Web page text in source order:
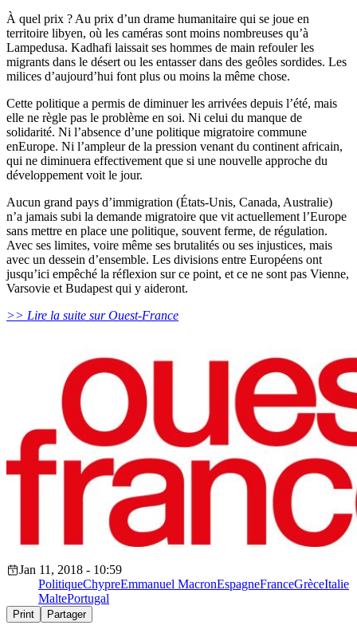
À quel prix ? Au prix d’un drame humanitaire qui se joue en
territoire libyen, où les caméras sont moins nombreuses qu’à
Lampedusa. Kadhafi laissait ses hommes de main refouler les
migrants dans le désert ou les entasser dans des geôles sordides. Les
milices d’aujourd’hui font plus ou moins la même chose.
Cette politique a permis de diminuer les arrivées depuis l’été, mais
elle ne règle pas le problème en soi. Ni celui du manque de
solidarité. Ni l’absence d’une politique migratoire commune
enEurope. Ni l’ampleur de la pression venant du continent africain,
qui ne diminuera effectivement que si une nouvelle approche du
développement voit le jour.
Aucun grand pays d’immigration (États-Unis, Canada, Australie)
n’a jamais subi la demande migratoire que vit actuellement l’Europe
sans mettre en place une politique, souvent ferme, de régulation.
Avec ses limites, voire même ses brutalités ou ses injustices, mais
avec un dessein d’ensemble. Les divisions entre Européens ont
jusqu’ici empêché la réflexion sur ce point, et ce ne sont pas Vienne,
Varsovie et Budapest qui y aideront.
>> Lire la suite sur Ouest-France
Jan 11, 2018 - 10:59
PolitiqueChypreEmmanuel MacronEspagneFranceGrèceItalie
MaltePortugal
Print Partager